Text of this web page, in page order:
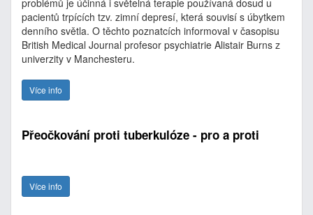
problémů je účinná i světelná terapie používaná dosud u
pacientů trpících tzv. zimní depresí, která souvisí s úbytkem
denního světla. O těchto poznatcích informoval v časopisu
British Medical Journal profesor psychiatrie Alistair Burns z
univerzity v Manchesteru.
Více info
Přeočkování proti tuberkulóze - pro a proti
Více info